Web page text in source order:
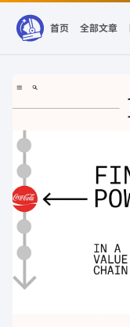
首页 全部文章